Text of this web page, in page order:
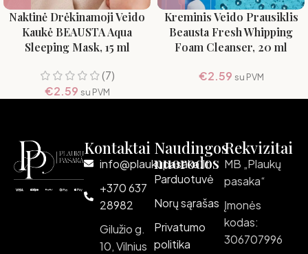
Naktinė Drėkinamoji Veido
Kaukė BEAUSTA Aqua
Sleeping Mask, 15 ml
(7)
€2.59 su PVM
Kreminis Veido Prausiklis
Beausta Fresh Whipping
Foam Cleanser, 20 ml
€2.59 su PVM
Kontaktai
info@plaukupasaka.lt
+370 637
28982
Gilužio g.
10, Vilnius
Naudingos
nuorodos
Parduotuvė
Norų sąrašas
Privatumo
politika
Rekvizitai
MB „Plaukų
pasaka“
Įmonės
kodas:
306707996